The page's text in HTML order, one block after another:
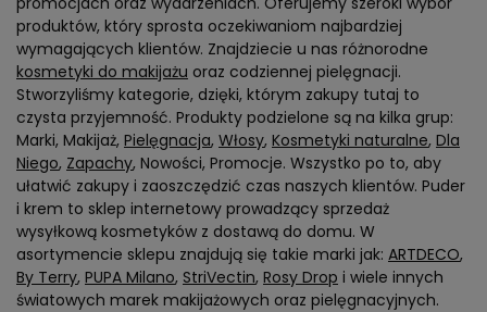
produktów, który sprosta oczekiwaniom najbardziej
wymagających klientów. Znajdziecie u nas różnorodne
kosmetyki do makijażu oraz codziennej pielęgnacji.
Stworzyliśmy kategorie, dzięki, którym zakupy tutaj to
czysta przyjemność. Produkty podzielone są na kilka grup:
Marki, Makijaż, Pielęgnacja, Włosy, Kosmetyki naturalne, Dla
Niego, Zapachy, Nowości, Promocje. Wszystko po to, aby
ułatwić zakupy i zaoszczędzić czas naszych klientów. Puder
i krem to sklep internetowy prowadzący sprzedaż
wysyłkową kosmetyków z dostawą do domu. W
asortymencie sklepu znajdują się takie marki jak: ARTDECO,
By Terry, PUPA Milano, StriVectin, Rosy Drop i wiele innych
światowych marek makijażowych oraz pielęgnacyjnych.